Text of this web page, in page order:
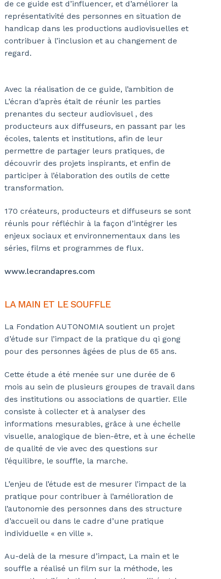
de ce guide est d’influencer, et d’améliorer la
représentativité des personnes en situation de
handicap dans les productions audiovisuelles et
contribuer à l’inclusion et au changement de
regard.
Avec la réalisation de ce guide, l’ambition de
L’écran d’après était de réunir les parties
prenantes du secteur audiovisuel , des
producteurs aux diffuseurs, en passant par les
écoles, talents et institutions, afin de leur
permettre de partager leurs pratiques, de
découvrir des projets inspirants, et enfin de
participer à l’élaboration des outils de cette
transformation.
170 créateurs, producteurs et diffuseurs se sont
réunis pour réfléchir à la façon d’intégrer les
enjeux sociaux et environnementaux dans les
séries, films et programmes de flux.
www.lecrandapres.com
LA MAIN ET LE SOUFFLE
La Fondation AUTONOMIA soutient un projet
d’étude sur l’impact de la pratique du qi gong
pour des personnes âgées de plus de 65 ans.
Cette étude a été menée sur une durée de 6
mois au sein de plusieurs groupes de travail dans
des institutions ou associations de quartier. Elle
consiste à collecter et à analyser des
informations mesurables, grâce à une échelle
visuelle, analogique de bien-être, et à une échelle
de qualité de vie avec des questions sur
l’équilibre, le souffle, la marche.
L’enjeu de l’étude est de mesurer l’impact de la
pratique pour contribuer à l’amélioration de
l’autonomie des personnes dans des structure
d’accueil ou dans le cadre d’une pratique
individuelle « en ville ».
Au-delà de la mesure d’impact, La main et le
souffle a réalisé un film sur la méthode, les